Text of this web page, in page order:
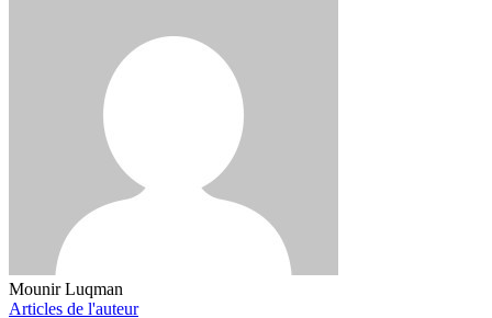
Mounir Luqman
Articles de l'auteur